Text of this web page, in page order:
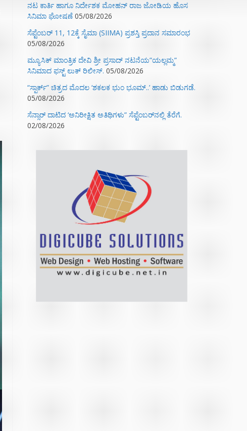
ನಟ ಕಾರ್ತಿ ಹಾಗೂ ನಿರ್ದೇಶಕ ಮೋಹನ್ ರಾಜ ಜೋಡಿಯ ಹೊಸ
ಸಿನಿಮಾ ಘೋಷಣೆ 05/08/2026
ಸೆಪ್ಟೆಂಬರ್ 11, 12ಕ್ಕೆ ಸೈಮಾ (SIIMA) ಪ್ರಶಸ್ತಿ ಪ್ರದಾನ ಸಮಾರಂಭ
05/08/2026
ಮ್ಯೂಸಿಕ್‌ ಮಾಂತ್ರಿಕ ದೇವಿ ಶ್ರೀ ಪ್ರಸಾದ್ ನಟನೆಯ”ಯಲ್ಲಮ್ಮ”
ಸಿನಿಮಾದ ಫಸ್ಟ್‌ ಲುಕ್‌ ರಿಲೀಸ್. 05/08/2026
“ಸ್ಪಾರ್ಕ್” ಚಿತ್ರದ ಮೊದಲ‌ ‘ಶಕಲಕ ಭುಂ‌ ಭೂಮ್..’ ಹಾಡು ಬಿಡುಗಡೆ.
05/08/2026
ಸೆನ್ಸಾರ್ ದಾಟಿದ ‘ಅನಿರೀಕ್ಷಿತ ಅತಿಥಿಗಳು” ಸೆಪ್ಟೆಂಬರ್‌ನಲ್ಲಿ ತೆರೆಗೆ.
02/08/2026